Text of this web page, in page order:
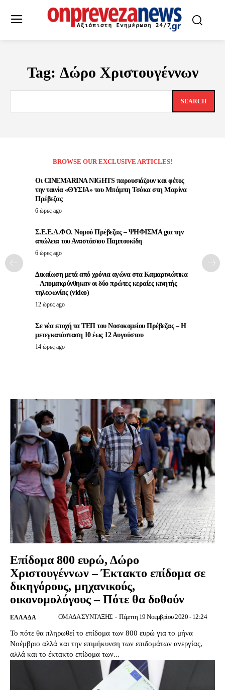
Tag: Δώρο Χριστουγέννων
SEARCH
BROWSE OUR EXCLUSIVE ARTICLES!
Οι CINEMARINA NIGHTS παρουσιάζουν και φέτος
την ταινία «ΘΥΣΙΑ» του Μπάμπη Τσόκα στη Μαρίνα
Πρέβεζας
6 ώρες ago
Σ.Ε.Ε.Λ.ΦΟ. Νομού Πρέβεζας – ΨΗΦΙΣΜΑ gια την
απώλεια του Αναστάσιου Παμπουκίδη
6 ώρες ago
Δικαίωση μετά από χρόνια αγώνα στα Καμαρινιώτικα
– Απομακρύνθηκαν οι δύο πρώτες κεραίες κινητής
τηλεφωνίας (video)
12 ώρες ago
Σε νέα εποχή τα ΤΕΠ του Νοσοκομείου Πρέβεζας – Η
μετεγκατάσταση 10 έως 12 Αυγούστου
14 ώρες ago
Επίδομα 800 ευρώ, Δώρο
Χριστουγέννων – Έκτακτο επίδομα σε
δικηγόρους, μηχανικούς,
οικονομολόγους – Πότε θα δοθούν
ΕΛΛΆΔΑ ΟΜΑΔΑ ΣΥΝΤΑΞΗΣ - Πέμπτη 19 Νοεμβρίου 2020 - 12:24
Το πότε θα πληρωθεί το επίδομα των 800 ευρώ για το μήνα
Νοέμβριο αλλά και την επιμήκυνση των επιδομάτων ανεργίας,
αλλά και το έκτακτο επίδομα των...